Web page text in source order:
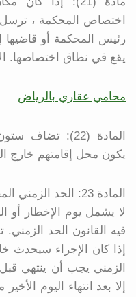
اختصاص المحكمة ، ترسل
رئيس المحكمة أو
يقع في نطاق اختصاصها.
محامي عقاري بالرياض
المادة (22):
يكون محل إقامتهم خارج
المادة 23: الحد
لا يشمل يوم الإخطار أو
فيه القانون الحد الزمني.
إذا كان الإجراء سيحدث
الزمني يجب أن ينتهي قبل
إلا بعد انتهاء اليوم